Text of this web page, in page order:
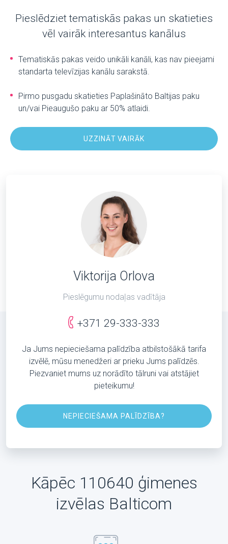
Pieslēdziet tematiskās pakas un skatieties
vēl vairāk interesantus kanālus
Tematiskās pakas veido unikāli kanāli, kas nav pieejami
standarta televīzijas kanālu sarakstā.
Pirmo pusgadu skatieties Paplašināto Baltijas paku
un/vai Pieaugušo paku ar 50% atlaidi.
UZZINĀT VAIRĀK
Viktorija Orlova
Pieslēgumu nodaļas vadītāja
+371 29-333-333
Ja Jums nepieciešama palīdzība atbilstošākā tarifa
izvēlē, mūsu menedžeri ar prieku Jums palīdzēs.
Piezvaniet mums uz norādīto tālruni vai atstājiet
pieteikumu!
NEPIECIEŠAMA PALĪDZĪBA?
Kāpēc 110640 ģimenes
izvēlas Balticom